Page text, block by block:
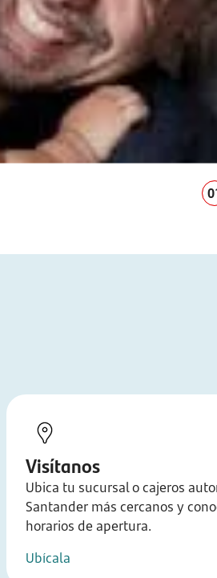
Visítanos
Ubica tu sucursal o cajeros
Santander más cercanos y
horarios de apertura.
Ubícala